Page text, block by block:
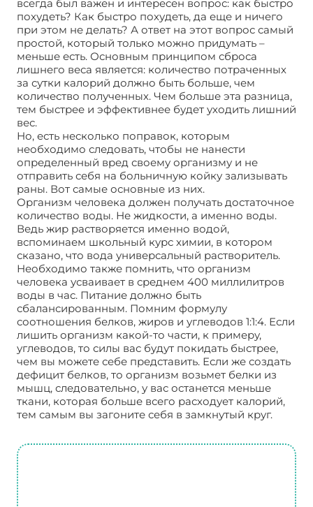
всегда был важен и интересен вопрос: как быстро
похудеть? Как быстро похудеть, да еще и ничего
при этом не делать? А ответ на этот вопрос самый
простой, который только можно придумать –
меньше есть. Основным принципом сброса
лишнего веса является: количество потраченных
за сутки калорий должно быть больше, чем
количество полученных. Чем больше эта разница,
тем быстрее и эффективнее будет уходить лишний
вес.
Но, есть несколько поправок, которым
необходимо следовать, чтобы не нанести
определенный вред своему организму и не
отправить себя на больничную койку зализывать
раны. Вот самые основные из них.
Организм человека должен получать достаточное
количество воды. Не жидкости, а именно воды.
Ведь жир растворяется именно водой,
вспоминаем школьный курс химии, в котором
сказано, что вода универсальный растворитель.
Необходимо также помнить, что организм
человека усваивает в среднем 400 миллилитров
воды в час. Питание должно быть
сбалансированным. Помним формулу
соотношения белков, жиров и углеводов 1:1:4. Если
лишить организм какой-то части, к примеру,
углеводов, то силы вас будут покидать быстрее,
чем вы можете себе представить. Если же создать
дефицит белков, то организм возьмет белки из
мышц, следовательно, у вас останется меньше
ткани, которая больше всего расходует калорий,
тем самым вы загоните себя в замкнутый круг.